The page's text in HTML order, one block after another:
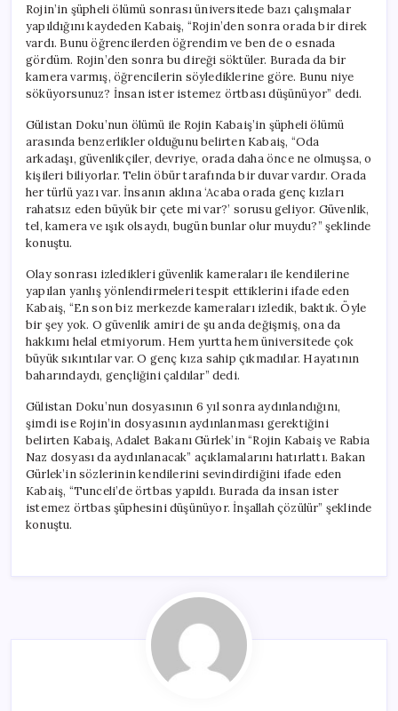
Rojin’in şüpheli ölümü sonrası üniversitede bazı çalışmalar
yapıldığını kaydeden Kabaiş, “Rojin’den sonra orada bir direk
vardı. Bunu öğrencilerden öğrendim ve ben de o esnada
gördüm. Rojin’den sonra bu direği söktüler. Burada da bir
kamera varmış, öğrencilerin söylediklerine göre. Bunu niye
söküyorsunuz? İnsan ister istemez örtbası düşünüyor” dedi.
Gülistan Doku’nun ölümü ile Rojin Kabaiş’in şüpheli ölümü
arasında benzerlikler olduğunu belirten Kabaiş, “Oda
arkadaşı, güvenlikçiler, devriye, orada daha önce ne olmuşsa, o
kişileri biliyorlar. Telin öbür tarafında bir duvar vardır. Orada
her türlü yazı var. İnsanın aklına ‘Acaba orada genç kızları
rahatsız eden büyük bir çete mi var?’ sorusu geliyor. Güvenlik,
tel, kamera ve ışık olsaydı, bugün bunlar olur muydu?” şeklinde
konuştu.
Olay sonrası izledikleri güvenlik kameraları ile kendilerine
yapılan yanlış yönlendirmeleri tespit ettiklerini ifade eden
Kabaiş, “En son biz merkezde kameraları izledik, baktık. Öyle
bir şey yok. O güvenlik amiri de şu anda değişmiş, ona da
hakkımı helal etmiyorum. Hem yurtta hem üniversitede çok
büyük sıkıntılar var. O genç kıza sahip çıkmadılar. Hayatının
baharındaydı, gençliğini çaldılar” dedi.
Gülistan Doku’nun dosyasının 6 yıl sonra aydınlandığını,
şimdi ise Rojin’in dosyasının aydınlanması gerektiğini
belirten Kabaiş, Adalet Bakanı Gürlek’in “Rojin Kabaiş ve Rabia
Naz dosyası da aydınlanacak” açıklamalarını hatırlattı. Bakan
Gürlek’in sözlerinin kendilerini sevindirdiğini ifade eden
Kabaiş, “Tunceli’de örtbas yapıldı. Burada da insan ister
istemez örtbas şüphesini düşünüyor. İnşallah çözülür” şeklinde
konuştu.